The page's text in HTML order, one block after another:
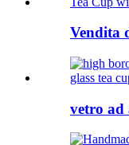
Vendita
vetro ad